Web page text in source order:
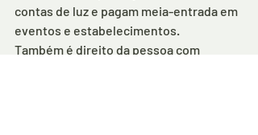
contas de luz e pagam meia-entrada em
eventos e estabelecimentos.
Também é direito da pessoa com